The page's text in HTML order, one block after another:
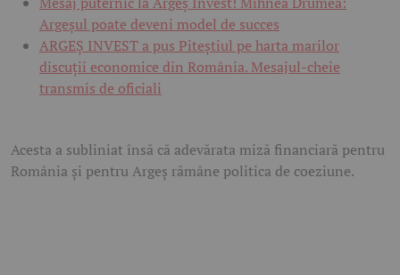
Argeșul poate deveni model de succes
ARGEȘ INVEST a pus Piteștiul pe harta marilor
discuții economice din România. Mesajul-cheie
transmis de oficiali
Acesta a subliniat însă că adevărata miză financiară pentru
România și pentru Argeș rămâne politica de coeziune.